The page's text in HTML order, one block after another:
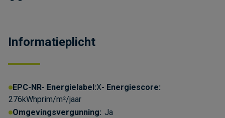
Informatieplicht
EPC-NR Energielabel:X Energiescore:
276kWhprim/m²/jaar
Omgevingsvergunning: Ja